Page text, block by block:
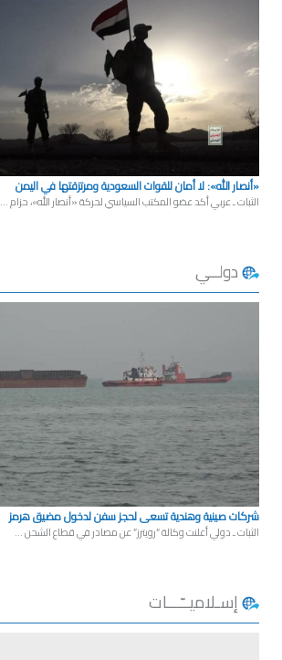
«أنصار الله»: لا أمان للقوات السعودية ومرتزقتها في اليمن
الثبات ـ عربي أكد عضو المكتب السياسي لحركة «أنصار الله»، حزام ...
دولــي
شركات صينية وهندية تسعى لحجز سفن لدخول مضيق هرمز
الثبات ـ دولي أعلنت وكالة “رويترز” عن مصادر في قطاع الشحن ...
إسـلاميــّـــات